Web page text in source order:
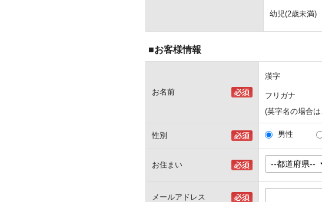
幼児(2歳未満)
■お客様情報
お名前
漢字
フリガナ
(英字名の場合
性別 男性
お住まい
メールアドレス